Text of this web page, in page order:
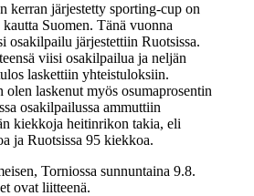
kerran järjestetty sporting-cup on
Suomen. Tänä vuonna
osakilpailu järjestettiin Ruotsissa.
viisi osakilpailua ja neljän
laskettiin yhteistuloksiin.
laskenut myös osumaprosentin
osakilpailussa ammuttiin
kiekkoja heitinrikon takia, eli
ja Ruotsissa 95 kiekkoa.
Torniossa sunnuntaina 9.8.
ovat liitteenä.